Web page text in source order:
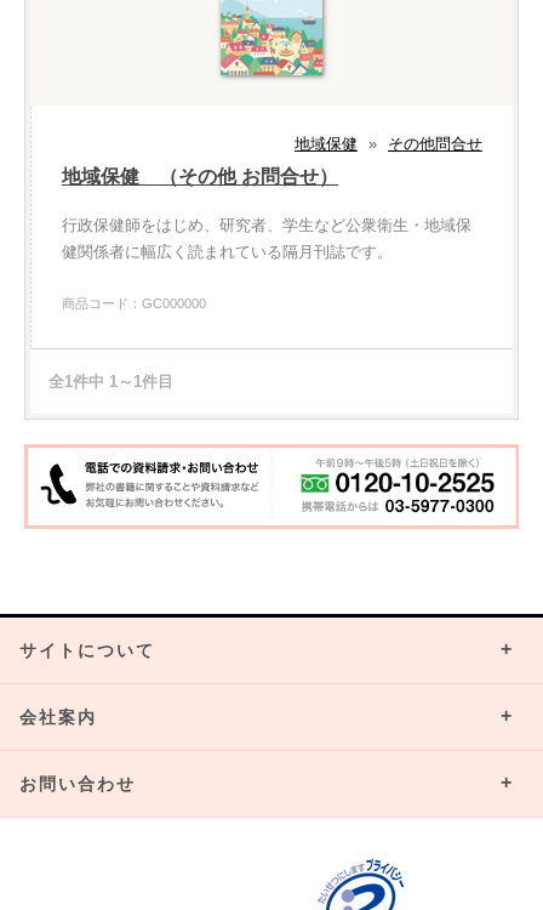
地域保健 » その他問合せ
地域保健 （その他 お問合せ）
行政保健師をはじめ、研究者、学生など公衆衛生・地域保
健関係者に幅広く読まれている隔月刊誌です。
商品コード：GC000000
全1件中 1～1件目
サイトについて
会社案内
お問い合わせ